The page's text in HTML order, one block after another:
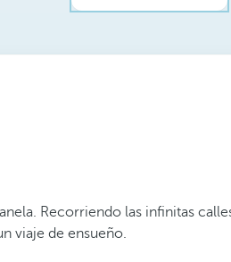
Recorriendo las infinitas
viaje de ensueño.